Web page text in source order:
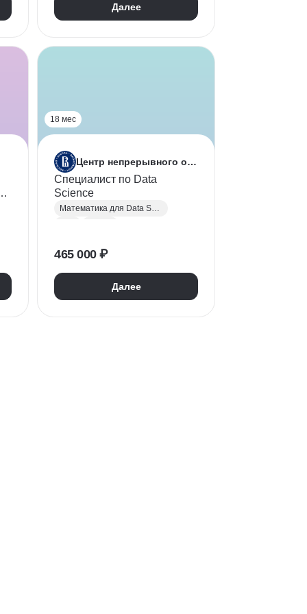
Далее
18 мес
Центр непрерывного образования ФКН НИУ ВШЭ
Специалист по Data
Science
Математика для Data Science
Data Science
Глубокое обучение
Машинное обучение
465 000 ₽
Далее